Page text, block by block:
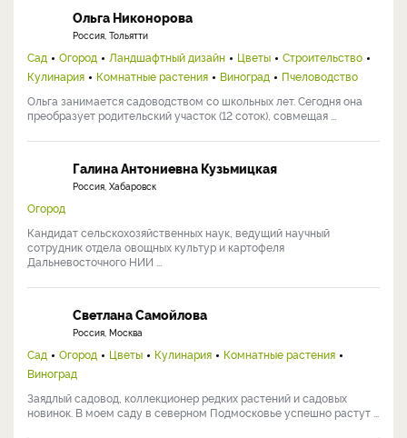
Ольга Никонорова
Россия, Тольятти
Сад Огород Ландшафтный дизайн Цветы
Строительство
Кулинария
Комнатные растения Виноград
Пчеловодство
Ольга занимается садоводством со школьных лет. Сегодня она
преобразует родительский участок (12 соток), совмещая ...
Галина Антониевна Кузьмицкая
Россия, Хабаровск
Огород
Кандидат сельскохозяйственных наук, ведущий научный
сотрудник отдела овощных культур и картофеля
Дальневосточного НИИ ...
Светлана Самойлова
Россия, Москва
Сад Огород Цветы Кулинария
Комнатные растения
Виноград
Заядлый садовод, коллекционер редких растений и садовых
новинок. В моем саду в северном Подмосковье успешно растут ...